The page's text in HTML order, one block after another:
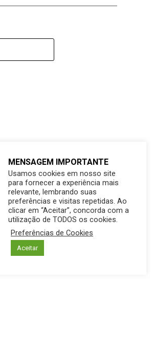
MENSAGEM IMPORTANTE
Usamos cookies em nosso site
para fornecer a experiência mais
relevante, lembrando suas
preferências e visitas repetidas. Ao
clicar em “Aceitar”, concorda com a
utilização de TODOS os cookies.
Preferências de Cookies
Aceitar